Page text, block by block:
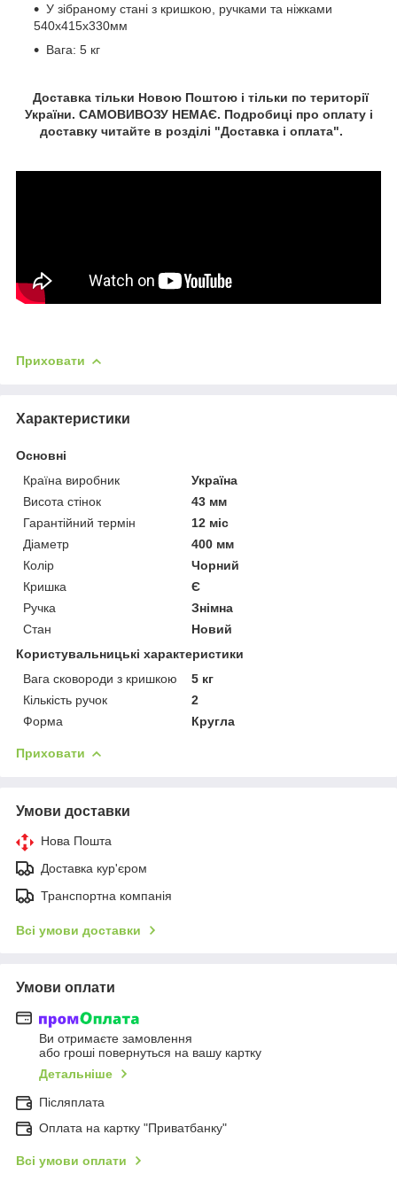
У зібраному стані з кришкою, ручками та ніжками
540х415х330мм
Вага: 5 кг
Доставка тільки Новою Поштою і тільки по території
України. САМОВИВОЗУ НЕМАЄ. Подробиці про оплату і
доставку читайте в розділі "Доставка і оплата".
Приховати
Характеристики
Основні
Країна виробник
Україна
Висота стінок
43 мм
Гарантійний термін
12 міс
Діаметр
400 мм
Колір
Чорний
Кришка
Є
Ручка
Знімна
Стан
Новий
Користувальницькі характеристики
Вага сковороди з кришкою
5 кг
Кількість ручок
2
Форма
Кругла
Приховати
Умови доставки
Нова Пошта
Доставка кур'єром
Транспортна компанія
Всі умови доставки
Умови оплати
Ви отримаєте замовлення
або гроші повернуться на вашу картку
Детальніше
Післяплата
Оплата на картку "Приватбанку"
Всі умови оплати